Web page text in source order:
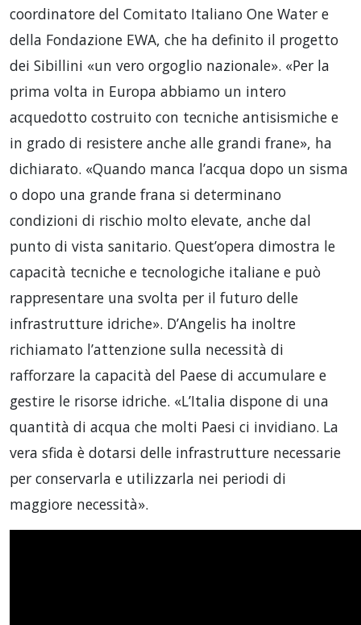
coordinatore del Comitato Italiano One Water e
della Fondazione EWA, che ha definito il progetto
dei Sibillini «un vero orgoglio nazionale». «Per la
prima volta in Europa abbiamo un intero
acquedotto costruito con tecniche antisismiche e
in grado di resistere anche alle grandi frane», ha
dichiarato. «Quando manca l’acqua dopo un sisma
o dopo una grande frana si determinano
condizioni di rischio molto elevate, anche dal
punto di vista sanitario. Quest’opera dimostra le
capacità tecniche e tecnologiche italiane e può
rappresentare una svolta per il futuro delle
infrastrutture idriche». D’Angelis ha inoltre
richiamato l’attenzione sulla necessità di
rafforzare la capacità del Paese di accumulare e
gestire le risorse idriche. «L’Italia dispone di una
quantità di acqua che molti Paesi ci invidiano. La
vera sfida è dotarsi delle infrastrutture necessarie
per conservarla e utilizzarla nei periodi di
maggiore necessità».